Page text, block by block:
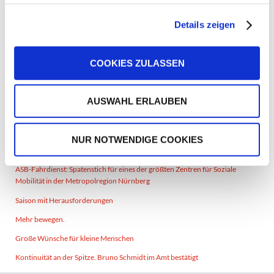
Details zeigen
COOKIES ZULASSEN
AUSWAHL ERLAUBEN
NUR NOTWENDIGE COOKIES
Zusammenhalt im Nürnberger Land zu stärken. Wir freuen uns,
dass wir uns als Sozialverband auch heuer wieder aktiv
einbringen durften und dass wir mit dieser schönen Spende der
Sparkasse für unser Jugendarbeit belohnt wurden“, betonte
Geschäftsführer Tino Städtler bei der Übergabe.
Foto: Daniel Decombe
Die letzten News
ASB-Fahrdienst: Spatenstich für eines der größten Zentren für Soziale
Mobilität in der Metropolregion Nürnberg
Saison mit Herausforderungen
Mehr bewegen.
Große Wünsche für kleine Menschen
Kontinuität an der Spitze. Bruno Schmidt im Amt bestätigt